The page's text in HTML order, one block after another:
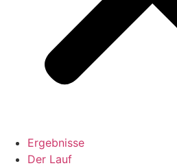
Ergebnisse
Der Lauf